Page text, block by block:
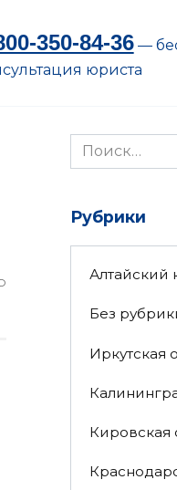
350-84-36—
юриста
Search
for:
Рубрики
Алтайский
Без
Иркутская
Кировская